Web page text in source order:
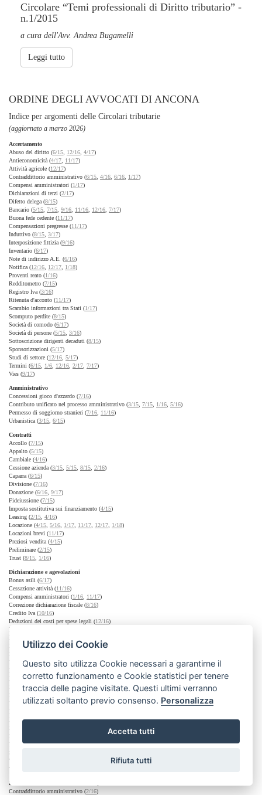
Circolare “Temi professionali di Diritto tributario” -
n.1/2015
a cura dell'Avv. Andrea Bugamelli
Leggi tutto
ORDINE DEGLI AVVOCATI DI ANCONA
Indice per argomenti delle Circolari tributarie
(aggiornato a marzo 2026)
Accertamento
Abuso del diritto (6/15 12/16 4/17)
Antieconomicità (4/17 11/17)
Attività agricole (12/17)
Contraddittorio amministrativo (6/15 4/16 6/16 1/17)
Compensi amministratori (1/17)
Dichiarazioni di terzi (2/17)
Difetto delega (8/15)
Bancario (5/15 7/15 9/16 11/16 12/16 7/17)
Buona fede cedente (11/17)
Compensazioni pregresse (11/17)
Induttivo (8/15 3/17)
Interposizione fittizia (9/16)
Inventario (6/17)
Note di indirizzo A.E. (6/16)
Notifica (12/16 12/17 1/18)
Proventi reato (1/16)
Redditometro (7/15)
Registro Iva (3/16)
Ritenuta d'acconto (11/17)
Scambio informazioni tra Stati (1/17)
Scomputo perdite (8/15)
Società di comodo (6/17)
Società di persone (5/15 3/16)
Sottoscrizione dirigenti decaduti (8/15)
Sponsorizzazioni (5/17)
Studi di settore (12/16 5/17)
Termini (6/15 1/6 12/16 2/17 7/17)
Vies (9/17)
Amministrativo
Concessioni gioco d'azzardo (7/16)
Contributo unificato nel processo amministrativo (3/15 7/15 1/16 5/16)
Permesso di soggiorno stranieri (7/16 11/16)
Urbanistica (3/15 6/15)
Contratti
Accollo (7/15)
Appalto (5/15)
Cambiale (4/16)
Cessione azienda (3/15 5/15 8/15 2/16)
Caparra (6/15)
Divisione (7/16)
Donazione (6/16 9/17)
Fideiussione (7/15)
Imposta sostitutiva sui finanziamento (4/15)
Leasing (2/15 4/16)
Locazione (4/15 5/16 1/17 11/17 12/17 1/18)
Locazioni brevi (11/17)
Preziosi vendita (4/15)
Preliminare (2/15)
Trust (8/15 1/16)
Dichiarazione e agevolazioni
Bonus asili (6/17)
Cessazione attività (11/16)
Compensi amministratori (1/16 11/17)
Correzione dichiarazione fiscale (8/16)
Credito Iva (10/16)
Deduzioni dei costi per spese legali (12/16)
Detrazione Iva immobili persone fisiche (
Detrazione e bonifico bancario (
Dichiarazione integrativa (12/16)
Distributori automatici (
Doppia imposizione internazionale (1/18)
Erogazioni liberali collettività (
Erogazioni liberali collettività e terzo settore ( 10/17)
Flat tax ricchi stranieri (5/17,6/17)
Impresa familiare (
Immobili non ultimati Iva (12/17
Irap (
Locazioni (3/17,11/17,1/18)
Milleproroghe (
Penale contrattuale (
Prima casa (8/16,7/17)
Studi di settore (
Tardiva dichiarazione (
Termine (
Diritto tributario dell'Unione Europea
Contraddittorio amministrativo (2/16)
Utilizzo dei Cookie
Questo sito utilizza Cookie necessari a garantirne il
corretto funzionamento e Cookie statistici per tenere
traccia delle pagine visitate. Questi ultimi verranno
utilizzati soltanto previo consenso. Personalizza
Accetta tutti
Rifiuta tutti